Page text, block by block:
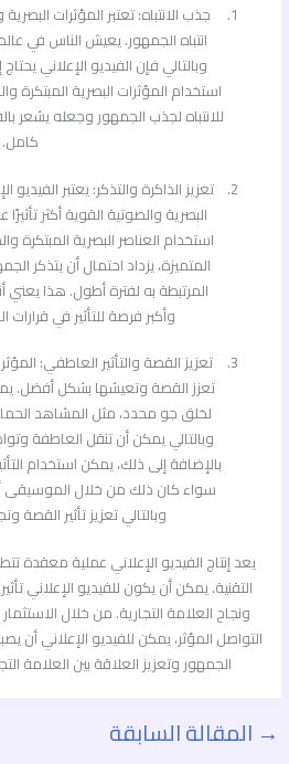
جذب الانتباه: تعتبر المؤثرات
انتباه الجمهور. يعيش الناس في
وبالتالي فإن الفيديو الإعلاني
استخدام المؤثرات البصرية المبتكرة
للانتباه لجذب الجمهور وجعله يشعر
كامل.
تعزيز الذاكرة والتذكر: يعتبر
البصرية والصوتية القوية أكثر
استخدام العناصر البصرية المبتكرة
المتميزة، يزداد احتمال أن يتذكر
المرتبطة به لفترة أطول. هذا يعني
وأكبر فرصة للتأثير في
تعزيز القصة والتأثير العاطفي:
تعزز القصة وتعيشها بشكل أفضل.
لخلق جو محدد، مثل المشاهد
وبالتالي يمكن أن تنقل العاطفة
بالإضافة إلى ذلك، يمكن استخدام
سواء كان ذلك من خلال الموسيقى
وبالتالي تعزيز تأثير
يعد إنتاج الفيديو الإعلاني عملية معقدة
التقنية. يمكن أن يكون للفيديو الإعلاني
ونجاح العلامة التجارية. من خلال
التواصل المؤثر، يمكن للفيديو الإعلاني
الجمهور وتعزيز العلاقة بين العلامة
→ المقالة السابقة